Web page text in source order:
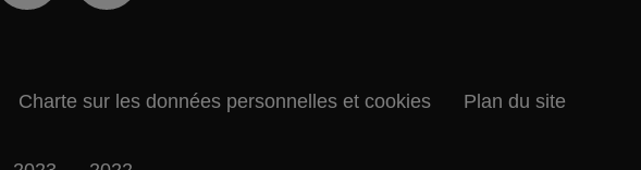
Charte sur les données personnelles et cookies Plan du site